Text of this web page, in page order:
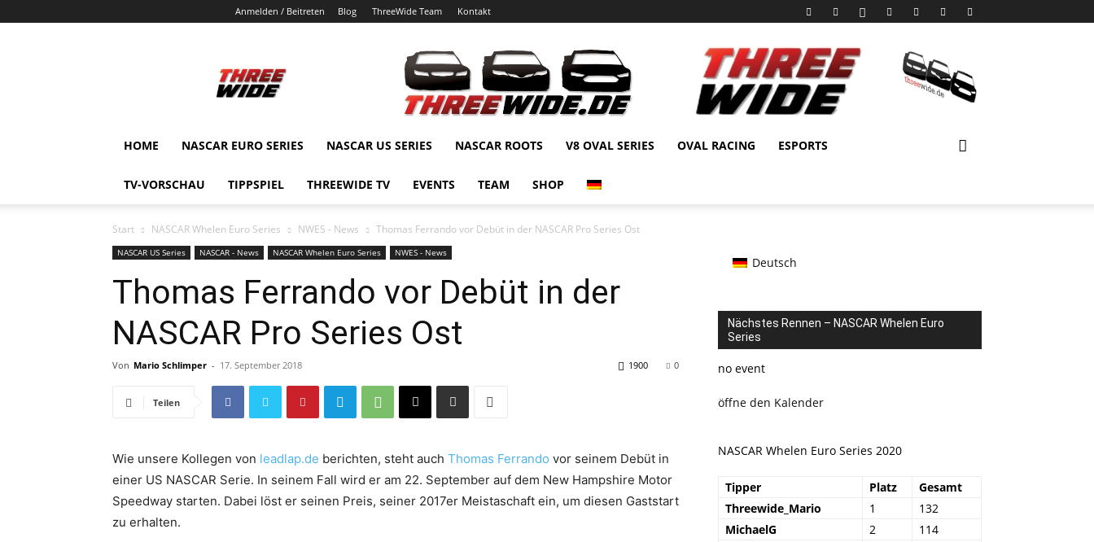
Anmelden / Beitreten Blog ThreeWide Team Kontakt
HOME NASCAR EURO SERIES NASCAR US SERIES NASCAR ROOTS V8 OVAL SERIES OVAL RACING ESPORTS
TV-VORSCHAU TIPPSPIEL THREEWIDE TV EVENTS TEAM SHOP
Start NASCAR Whelen Euro Series NWES - News Thomas Ferrando vor Debüt in der NASCAR Pro Series Ost
NASCAR US Series NASCAR - News NASCAR Whelen Euro Series NWES - News
Thomas Ferrando vor Debüt in der
NASCAR Pro Series Ost
Von Mario Schlimper - 17. September 2018 0
1900
Teilen
Wie unsere Kollegen von leadlap.de berichten, steht auch Thomas Ferrando vor seinem Debüt in
einer US NASCAR Serie. In seinem Fall wird er am 22. September auf dem New Hampshire Motor
Speedway starten. Dabei löst er seinen Preis, seiner 2017er Meistaschaft ein, um diesen Gaststart
zu erhalten.
Deutsch
Nächstes Rennen – NASCAR Whelen Euro
Series
no event
öffne den Kalender
NASCAR Whelen Euro Series 2020
Tipper Platz
Gesamt
Threewide_Mario
1
132
MichaelG
2
114